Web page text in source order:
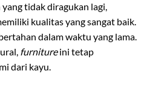
tidak diragukan lagi,
kualitas yang sangat baik.
dalam waktu yang lama.
furnitureini tetap
dari kayu.